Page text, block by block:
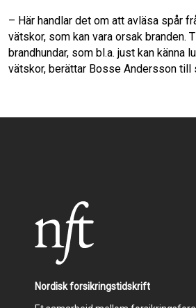
– Här handlar det om att avläsa spår
vätskor, som kan vara orsak branden.
brandhundar, som bl.a. just kan känna
vätskor, berättar Bosse Andersson till
Nordisk forsikringstidskrift